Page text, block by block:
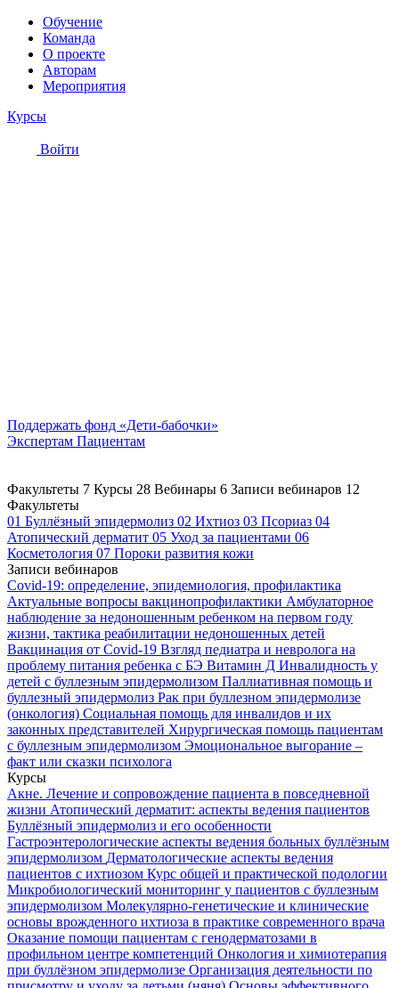
Обучение
Команда
О проекте
Авторам
Мероприятия
Курсы
Войти
Поддержать фонд «Дети-бабочки»
Экспертам Пациентам
Факультеты 7 Курсы 28 Вебинары 6 Записи вебинаров 12
Факультеты
01 Буллёзный эпидермолиз 02 Ихтиоз 03 Псориаз 04
Атопический дерматит 05 Уход за пациентами 06
Косметология 07 Пороки развития кожи
Записи вебинаров
Covid-19: определение, эпидемиология, профилактика
Актуальные вопросы вакцинопрофилактики Амбулаторное
наблюдение за недоношенным ребенком на первом году
жизни, тактика реабилитации недоношенных детей
Вакцинация от Covid-19 Взгляд педиатра и невролога на
проблему питания ребенка с БЭ Витамин Д Инвалидность у
детей с буллезным эпидермолизом Паллиативная помощь и
буллезный эпидермолиз Рак при буллезном эпидермолизе
(онкология) Социальная помощь для инвалидов и их
законных представителей Хирургическая помощь пациентам
с буллезным эпидермолизом Эмоциональное выгорание –
факт или сказки психолога
Курсы
Акне. Лечение и сопровождение пациента в повседневной
жизни Атопический дерматит: аспекты ведения пациентов
Буллёзный эпидермолиз и его особенности
Гастроэнтерологические аспекты ведения больных буллёзным
эпидермолизом Дерматологические аспекты ведения
пациентов с ихтиозом Курс общей и практической подологии
Микробиологический мониторинг у пациентов с буллезным
эпидермолизом Молекулярно-генетические и клинические
основы врожденного ихтиоза в практике современного врача
Оказание помощи пациентам с генодерматозами в
профильном центре компетенций Онкология и химиотерапия
при буллёзном эпидермолизе Организация деятельности по